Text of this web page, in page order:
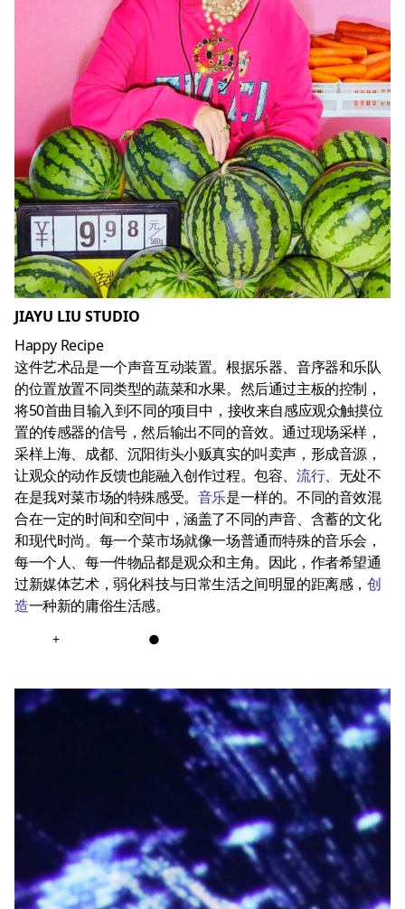
JIAYU LIU STUDIO
Happy Recipe
这件艺术品是一个声音互动装置。根据乐器、音序器和乐队
的位置放置不同类型的蔬菜和水果。然后通过主板的控制，
将50首曲目输入到不同的项目中，接收来自感应观众触摸位
置的传感器的信号，然后输出不同的音效。通过现场采样，
采样上海、成都、沉阳街头小贩真实的叫卖声，形成音源，
让观众的动作反馈也能融入创作过程。包容、流行、无处不
在是我对菜市场的特殊感受。 音乐是一样的。不同的音效混
合在一定的时间和空间中，涵盖了不同的声音、含蓄的文化
和现代时尚。每一个菜市场就像一场普通而特殊的音乐会，
每一个人、每一件物品都是观众和主角。因此，作者希望通
过新媒体艺术，弱化科技与日常生活之间明显的距离感，创
造一种新的庸俗生活感。
+ ●